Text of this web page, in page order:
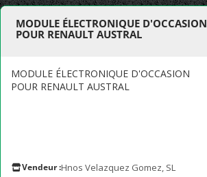
MODULE ÉLECTRONIQUE D'OCCASION
POUR RENAULT AUSTRAL
MODULE ÉLECTRONIQUE D'OCCASION
POUR RENAULT AUSTRAL
Vendeur :Hnos Velazquez Gomez, SL